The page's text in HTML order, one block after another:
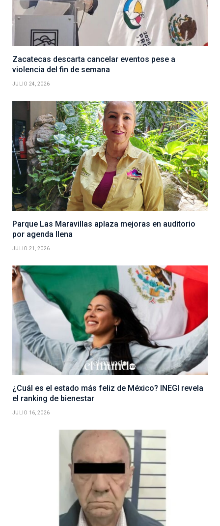
Zacatecas descarta cancelar eventos pese a
violencia del fin de semana
JULIO 24, 2026
Parque Las Maravillas aplaza mejoras en auditorio
por agenda llena
JULIO 21, 2026
¿Cuál es el estado más feliz de México? INEGI revela
el ranking de bienestar
JULIO 16, 2026